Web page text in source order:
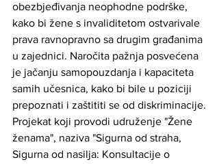
obezbjeđivanja neophodne podrške,
kako bi žene s invaliditetom ostvarivale
prava ravnopravno sa drugim građanima
u zajednici. Naročita pažnja posvećena
je jačanju samopouzdanja i kapaciteta
samih učesnica, kako bi bile u poziciji
prepoznati i zaštititi se od diskriminacije.
Projekat koji provodi udruženje "Žene
ženama", naziva "Sigurna od straha,
Sigurna od nasilja: Konsultacije o